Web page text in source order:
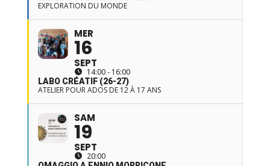
EXPLORATION DU MONDE
MER
16
SEPT
14:00 - 16:00
LABO CRÉATIF (26-27)
ATELIER POUR ADOS DE 12 À 17 ANS
SAM
19
SEPT
20:00